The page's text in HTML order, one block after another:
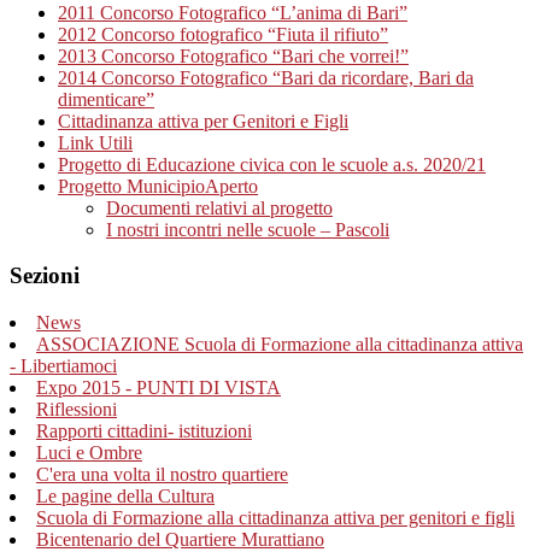
2011 Concorso Fotografico “L’anima di Bari”
2012 Concorso fotografico “Fiuta il rifiuto”
2013 Concorso Fotografico “Bari che vorrei!”
2014 Concorso Fotografico “Bari da ricordare, Bari da
dimenticare”
Cittadinanza attiva per Genitori e Figli
Link Utili
Progetto di Educazione civica con le scuole a.s. 2020/21
Progetto MunicipioAperto
Documenti relativi al progetto
I nostri incontri nelle scuole – Pascoli
Sezioni
News
ASSOCIAZIONE Scuola di Formazione alla cittadinanza attiva
- Libertiamoci
Expo 2015 - PUNTI DI VISTA
Riflessioni
Rapporti cittadini- istituzioni
Luci e Ombre
C'era una volta il nostro quartiere
Le pagine della Cultura
Scuola di Formazione alla cittadinanza attiva per genitori e figli
Bicentenario del Quartiere Murattiano